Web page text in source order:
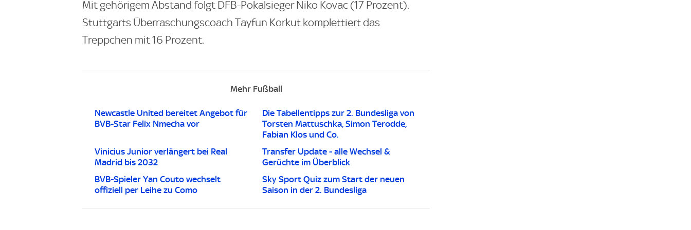
Mit gehörigem Abstand folgt DFB-Pokalsieger Niko Kovac (17 Prozent).
Stuttgarts Überraschungscoach Tayfun Korkut komplettiert das
Treppchen mit 16 Prozent.
Mehr Fußball
Newcastle United bereitet Angebot für
BVB-Star Felix Nmecha vor
Die Tabellentipps zur 2. Bundesliga von
Torsten Mattuschka, Simon Terodde,
Fabian Klos und Co.
Vinicius Junior verlängert bei Real
Madrid bis 2032
Transfer Update - alle Wechsel &
Gerüchte im Überblick
BVB-Spieler Yan Couto wechselt
offiziell per Leihe zu Como
Sky Sport Quiz zum Start der neuen
Saison in der 2. Bundesliga